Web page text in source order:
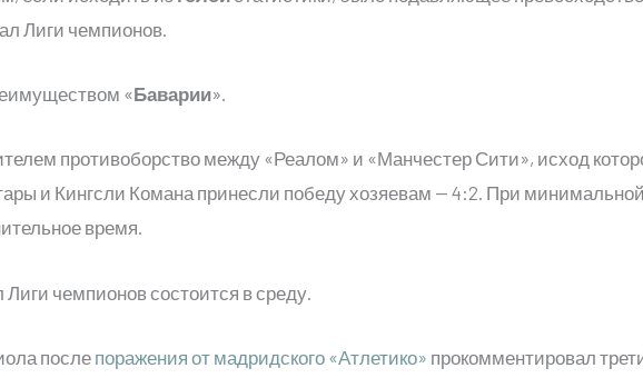
Лиги чемпионов.
«Баварии».
противоборство между «Реалом» и «Манчестер Сити», исход
и Кингсли Комана принесли победу хозяевам — 4:2. При
время.
чемпионов состоится в среду.
послепоражения от мадридского «Атлетико» прокомментировал